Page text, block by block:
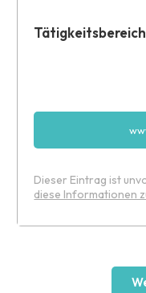
Dieser Eintrag ist
diese Informationen